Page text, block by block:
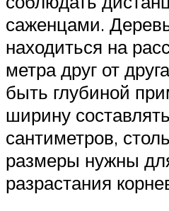
саженцами.
находиться на
метра друг от
быть глубиной
ширину
сантиметров,
размеры нужны
разрастания